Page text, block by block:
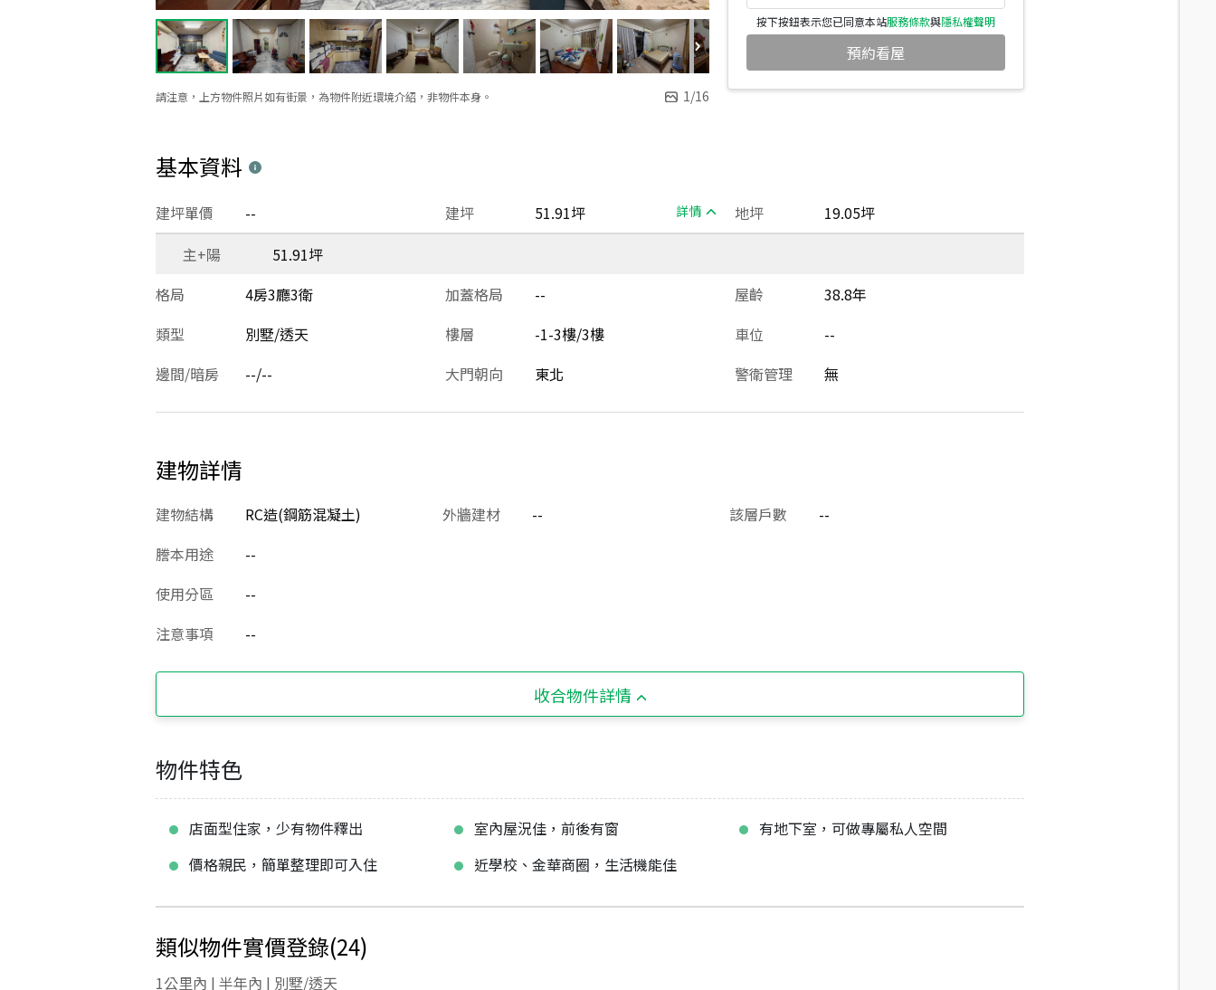
請注意，上方物件照片如有街景，為物件附近環境介紹，非物件本身。 1/16
按下按鈕表示您已同意本站服務條款與隱私權聲明
預約看屋
基本資料
建坪 51.91坪 詳情
建坪單價 -- 地坪
19.05坪
主+陽
51.91坪
格局
4房3廳3衛 加蓋格局 -- 屋齡
38.8年
類型
別墅/透天 樓層 -1-3樓/3樓 車位
--
邊間/暗房
--/-- 大門朝向 東北 警衛管理 無
建物詳情
建物結構 RC造(鋼筋混凝土) 外牆建材 -- 該層戶數
--
謄本用途
--
使用分區
--
注意事項
--
收合物件詳情
物件特色
店面型住家，少有物件釋出 室內屋況佳，前後有窗
有地下室，可做專屬私人空間
價格親民，簡單整理即可入住
近學校、金華商圈，生活機能佳
類似物件實價登錄(24)
1公里內 | 半年內 | 別墅/透天